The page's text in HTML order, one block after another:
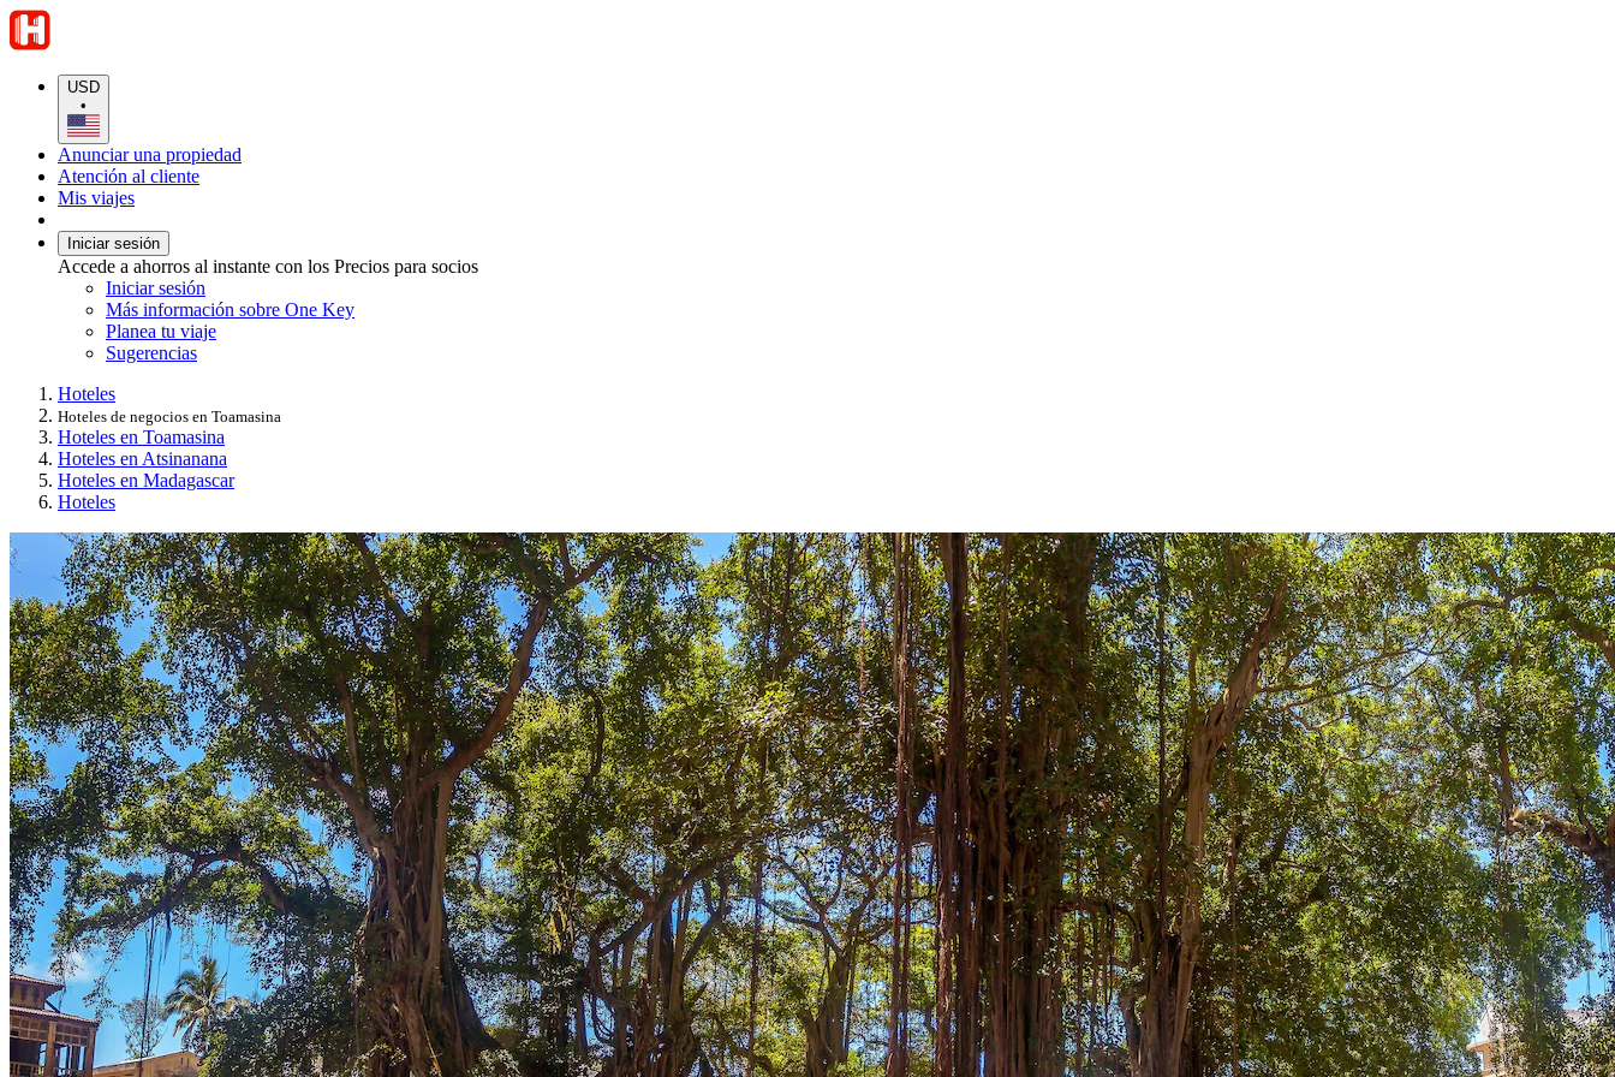
USD
•
Anunciar una propiedad
Atención al cliente
Mis viajes
Iniciar sesión
Accede a ahorros al instante con los Precios para socios
Iniciar sesión
Más información sobre One Key
Planea tu viaje
Sugerencias
Hoteles
Hoteles de negocios en Toamasina
Hoteles en Toamasina
Hoteles en Atsinanana
Hoteles en Madagascar
Hoteles